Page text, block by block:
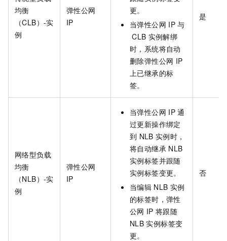
均衡
（CLB）-实
例
弹性公网
IP
更。
当弹性公网 IP 与
CLB 实例解绑
时，系统将自动
删除弹性公网 IP
上已继承的标
签。
是
网络型负载
均衡
（NLB）-实
例
弹性公网
IP
当弹性公网 IP 通
过更新操作绑定
到 NLB 实例时，
将自动继承 NLB
实例标签并跟随
实例标签变更。
当编辑 NLB 实例
的标签时，弹性
公网 IP 将跟随
NLB 实例标签变
更。
否